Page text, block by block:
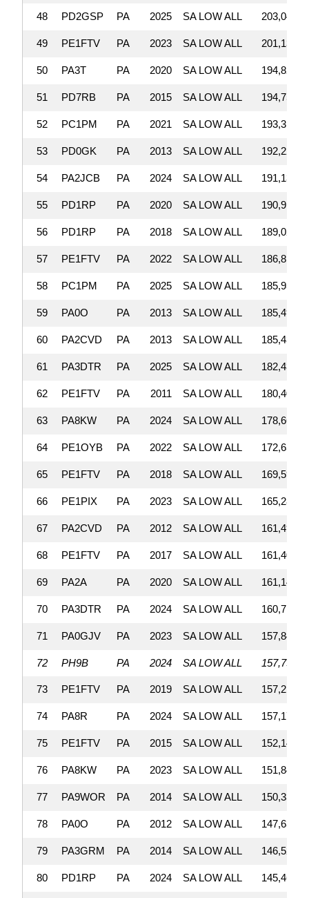
48 PD2GSP PA 2025 SA LOW ALL 203,049
49 PE1FTV PA 2023 SA LOW ALL 201,132
50 PA3T PA 2020 SA LOW ALL 194,820
51 PD7RB PA 2015 SA LOW ALL 194,753
52 PC1PM PA 2021 SA LOW ALL 193,314
53 PD0GK PA 2013 SA LOW ALL 192,222
54 PA2JCB PA 2024 SA LOW ALL 191,135
55 PD1RP PA 2020 SA LOW ALL 190,910
56 PD1RP PA 2018 SA LOW ALL 189,024
57 PE1FTV PA 2022 SA LOW ALL 186,810
58 PC1PM PA 2025 SA LOW ALL 185,931
59 PA0O PA 2013 SA LOW ALL 185,497
60 PA2CVD PA 2013 SA LOW ALL 185,430
61 PA3DTR PA 2025 SA LOW ALL 182,437
62 PE1FTV PA 2011 SA LOW ALL 180,407
63 PA8KW PA 2024 SA LOW ALL 178,668
64 PE1OYB PA 2022 SA LOW ALL 172,656
65 PE1FTV PA 2018 SA LOW ALL 169,597
66 PE1PIX PA 2023 SA LOW ALL 165,288
67 PA2CVD PA 2012 SA LOW ALL 161,490
68 PE1FTV PA 2017 SA LOW ALL 161,406
69 PA2A PA 2020 SA LOW ALL 161,148
70 PA3DTR PA 2024 SA LOW ALL 160,716
71 PA0GJV PA 2023 SA LOW ALL 157,842
72 PH9B PA 2024 SA LOW ALL 157,759
73 PE1FTV PA 2019 SA LOW ALL 157,210
74 PA8R PA 2024 SA LOW ALL 157,176
75 PE1FTV PA 2015 SA LOW ALL 152,145
76 PA8KW PA 2023 SA LOW ALL 151,848
77 PA9WOR PA 2014 SA LOW ALL 150,336
78 PA0O PA 2012 SA LOW ALL 147,630
79 PA3GRM PA 2014 SA LOW ALL 146,520
80 PD1RP PA 2024 SA LOW ALL 145,469